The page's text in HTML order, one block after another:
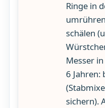
Ringe in
schälen
Messer
6 Jahren:
sichern).